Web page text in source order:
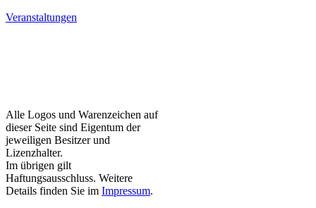
Veranstaltungen
Alle Logos und Warenzeichen auf
dieser Seite sind Eigentum der
jeweiligen Besitzer und
Lizenzhalter.
Im übrigen gilt
Haftungsausschluss. Weitere
Details finden Sie im Impressum.